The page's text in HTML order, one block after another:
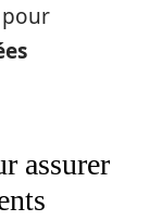
assurer